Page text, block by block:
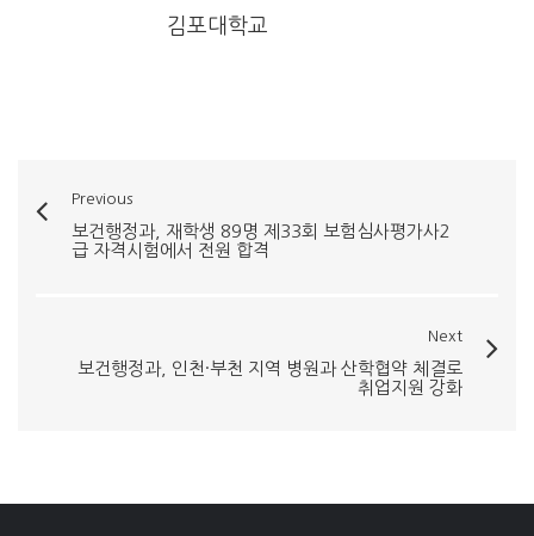
김포대학교
Previous
보건행정과, 재학생 89명 제33회 보험심사평가사2
급 자격시험에서 전원 합격
Next
보건행정과, 인천·부천 지역 병원과 산학협약 체결로
취업지원 강화